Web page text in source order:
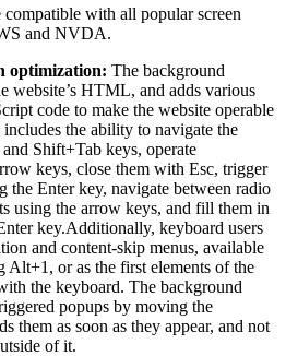
compatible with all popular screen
and NVDA.
optimization: The background
website’s HTML, and adds various
code to make the website operable
the ability to navigate the
Shift+Tab keys, operate
keys, close them with Esc, trigger
the Enter key, navigate between radio
using the arrow keys, and fill them in
key.Additionally, keyboard users
and content-skip menus, available
Alt+1, or as the first elements of the
the keyboard. The background
popups by moving the
them as soon as they appear, and not
of it.